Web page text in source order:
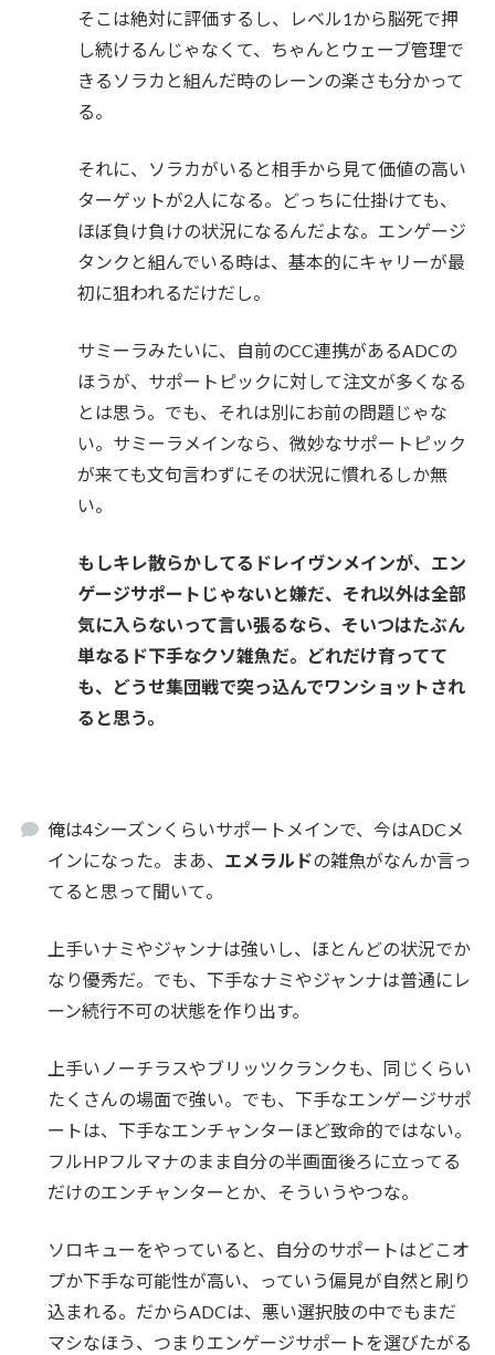
そこは絶対に評価するし、レベル1から脳死で押
し続けるんじゃなくて、ちゃんとウェーブ管理で
きるソラカと組んだ時のレーンの楽さも分かって
る。
それに、ソラカがいると相手から見て価値の高い
ターゲットが2人になる。どっちに仕掛けても、
ほぼ負け負けの状況になるんだよな。エンゲージ
タンクと組んでいる時は、基本的にキャリーが最
初に狙われるだけだし。
サミーラみたいに、自前のCC連携があるADCの
ほうが、サポートピックに対して注文が多くなる
とは思う。でも、それは別にお前の問題じゃな
い。サミーラメインなら、微妙なサポートピック
が来ても文句言わずにその状況に慣れるしか無
い。
もしキレ散らかしてるドレイヴンメインが、エン
ゲージサポートじゃないと嫌だ、それ以外は全部
気に入らないって言い張るなら、そいつはたぶん
単なるド下手なクソ雑魚だ。どれだけ育ってて
も、どうせ集団戦で突っ込んでワンショットされ
ると思う。
俺は4シーズンくらいサポートメインで、今はADCメ
インになった。まあ、 エメラルドの雑魚がなんか言っ
てると思って聞いて。
上手いナミやジャンナは強いし、ほとんどの状況でか
なり優秀だ。でも、下手なナミやジャンナは普通にレ
ーン続行不可の状態を作り出す。
上手いノーチラスやブリッツクランクも、同じくらい
たくさんの場面で強い。でも、下手なエンゲージサポ
ートは、下手なエンチャンターほど致命的ではない。
フルHPフルマナのまま自分の半画面後ろに立ってる
だけのエンチャンターとか、そういうやつな。
ソロキューをやっていると、自分のサポートはどこオ
プか下手な可能性が高い、っていう偏見が自然と刷り
込まれる。だからADCは、悪い選択肢の中でもまだ
マシなほう、つまりエンゲージサポートを選びたがる